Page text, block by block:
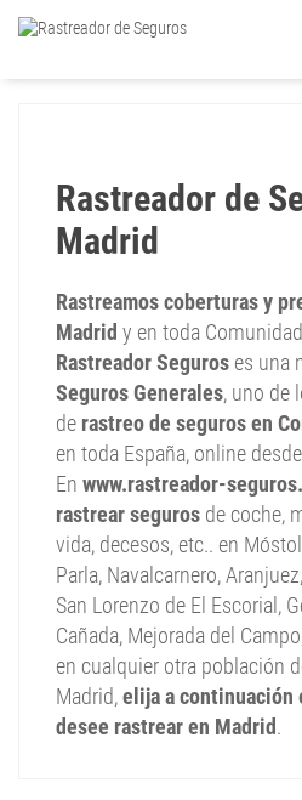
Rastreador de
Madrid
Rastreamos coberturas y
Madrid y en toda
Rastreador Seguros es una
Seguros Generales, uno de
de rastreo de seguros en
en toda España, online
En www.rastreador-
rastrear seguros de coche,
vida, decesos, etc.. en
Parla, Navalcarnero,
San Lorenzo de El Escorial,
Cañada, Mejorada del
en cualquier otra población
Madrid,elija a continuación
desee rastrear en Madrid.